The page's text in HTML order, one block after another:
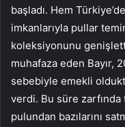
başladı. Hem
imkanlarıyla pullar
koleksiyonunu
muhafaza eden Bayır,
sebebiyle emekli
verdi. Bu süre zarfında
pulundan bazılarını